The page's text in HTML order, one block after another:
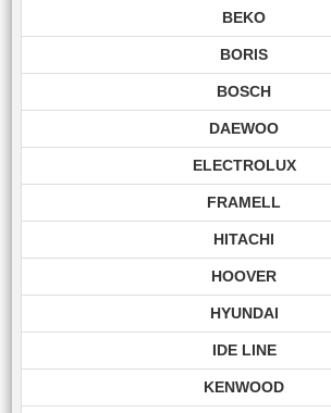
BEKO
BORIS
BOSCH
DAEWOO
ELECTROLUX
FRAMELL
HITACHI
HOOVER
HYUNDAI
IDE LINE
KENWOOD